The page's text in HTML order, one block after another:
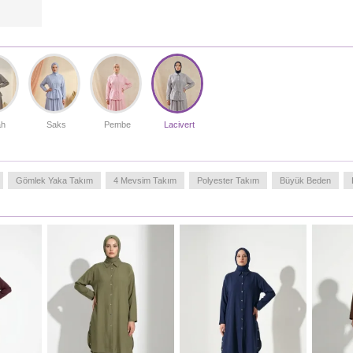
dönüştürebilirsiniz. Kumaşın formunu koruyan yapısı,
gün boyu hareket özgürlüğü sunarken şıklığınızdan ödün
vermemenizi sağlar. İç göstermeyen yapısı ve dökümlü
duruşu ile muhafazakar giyim standartlarını tam olarak
karşılar.Yıkama talimatlarına uyulduğu sürece renk
canlılığını korur ve tüylenme yapmaz. Modern çizgileri ve
estetik duruşuyla girdiğiniz her ortamda dikkatleri
MANKENIMIZIN ÖLÇÜLERI :
BASEN : 98,BEL : 175,KILO
Saks Pembe Lacivert
Gömlek Yaka Takım 4 Mevsim Takım Polyester Takım Büyük Beden